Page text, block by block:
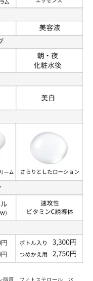
質、フィトステロール、水